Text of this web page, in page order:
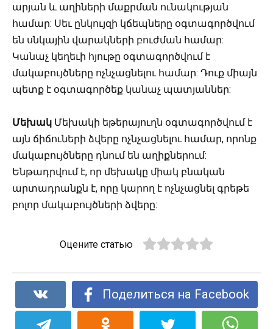
արյան և աղիների մաքրման ունակության
համար: Սեւ ընկույզի կճեպները օգտագործվում
են սնկային վարակների բուժման համար:
Կանաչ կեղեւի հյութը օգտագործվում է
մակաբույծները ոչնչացնելու համար: Դուք միայն
պետք է օգտագործեք կանաչ պատյաններ:
Մեխակ Մեխակի եթերայուղն օգտագործվում է
այն ճիճուների ձվերը ոչնչացնելու համար, որոնք
մակաբույծները դնում են աղիքներում:
Ենթադրվում է, որ մեխակը միակ բնական
արտադրանքն է, որը կարող է ոչնչացնել գրեթե
բոլոր մակաբույծների ձվերը:
Оцените статью
Поделиться на Facebook